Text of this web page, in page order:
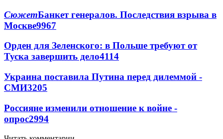
СюжетБанкет генералов. Последствия взрыва в
Москве9967
Орден для Зеленского: в Польше требуют от
Туска завершить дело4114
Украина поставила Путина перед дилеммой -
СМИ3205
Россияне изменили отношение к войне -
опрос2994